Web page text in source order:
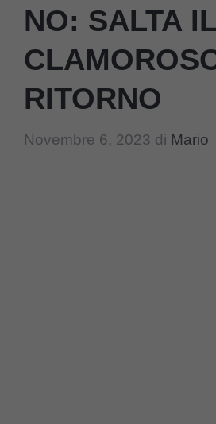
NO: SALTA IL
RITORNO
Novembre 6, 2023 di Mario